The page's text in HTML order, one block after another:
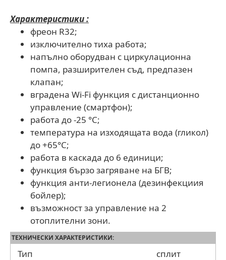
Характеристики :
фреон R32;
изключително тиха работа;
напълно оборудван с циркулационна
помпа, разширителен съд, предпазен
клапан;
вградена Wi-Fi функция с дистанционно
управление (смартфон);
работа до -25 °C;
температура на изходящата вода (гликол)
до +65°C;
работа в каскада до 6 единици;
функция бързо загряване на БГВ;
функция анти-легионела (дезинфекциия
бойлер);
възможност за управление на 2
отоплителни зони.
ТЕХНИЧЕСКИ ХАРАКТЕРИСТИКИ:
Тип
сплит